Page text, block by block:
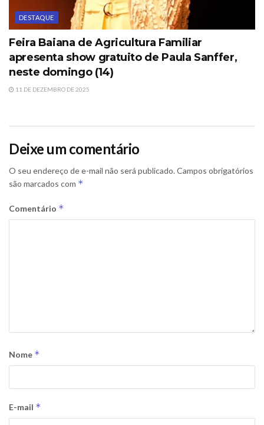
DESTAQUE
Feira Baiana de Agricultura Familiar
apresenta show gratuito de Paula Sanffer,
neste domingo (14)
11 DE DEZEMBRO DE 2025
Deixe um comentário
O seu endereço de e-mail não será publicado.Campos obrigatórios
são marcados com *
Comentário *
Nome *
E-mail *